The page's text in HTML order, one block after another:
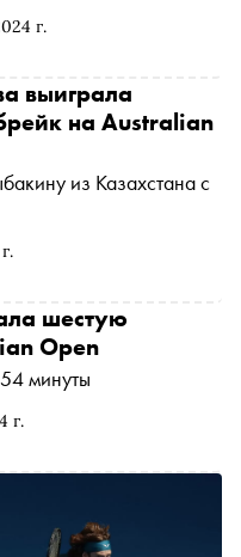
г.
выиграла
на Australian
из Казахстана с
г.
шестую
Open
минуты